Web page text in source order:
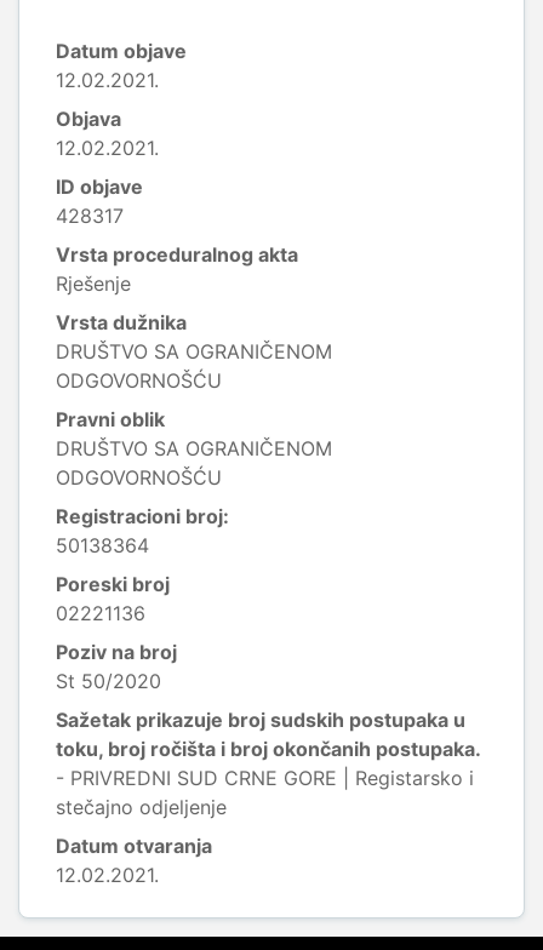
Datum objave
12.02.2021.
Objava
12.02.2021.
ID objave
428317
Vrsta proceduralnog akta
Rješenje
Vrsta dužnika
DRUŠTVO SA OGRANIČENOM
ODGOVORNOŠĆU
Pravni oblik
DRUŠTVO SA OGRANIČENOM
ODGOVORNOŠĆU
Registracioni broj:
50138364
Poreski broj
02221136
Poziv na broj
St 50/2020
Sažetak prikazuje broj sudskih postupaka u
toku, broj ročišta i broj okončanih postupaka.
- PRIVREDNI SUD CRNE GORE | Registarsko i
stečajno odjeljenje
Datum otvaranja
12.02.2021.